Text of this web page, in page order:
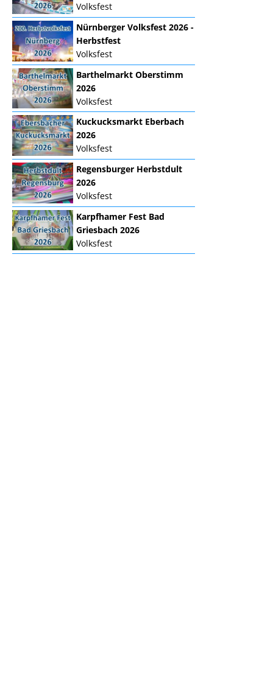
Volksfest
Nürnberger Volksfest 2026 -
Herbstfest
Volksfest
Barthelmarkt Oberstimm
2026
Volksfest
Kuckucksmarkt Eberbach
2026
Volksfest
Regensburger Herbstdult
2026
Volksfest
Karpfhamer Fest Bad
Griesbach 2026
Volksfest